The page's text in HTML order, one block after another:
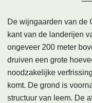
De wijngaarden van de
kant van de landerijen
ongeveer 200 meter
druiven een grote
noodzakelijke
komt. De grond is
structuur van leem. De